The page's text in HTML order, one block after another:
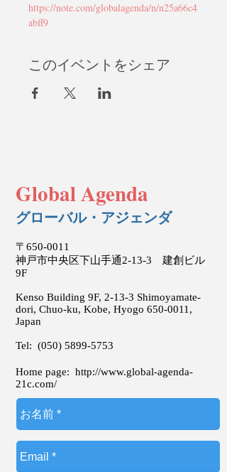
https://note.com/globalagenda/n/n25a66c4
abff9
このイベントをシェア
Global Agenda
グローバル・アジェンダ
〒650-0011
神戸市中央区下山手通2-13-3 建創ビル
9F
Kenso Building 9F, 2-13-3 Shimoyamate-
dori, Chuo-ku, Kobe, Hyogo 650-0011 ,
Japan
Tel: (050) 5899-5753
Home page: http://www.global-agenda-
21c.com/